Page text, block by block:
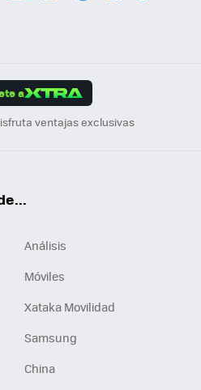
a
ventajas exclusivas
Análisis
Móviles
Xataka Movilidad
Samsung
China